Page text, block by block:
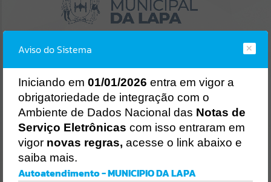
LICITAÇÕES
NOTA FISCAL
ELETRÔNICA
NOTA FISCAL
NACIONAL
Aviso do Sistema
Iniciando em 01/01/2026 entra em vigor a
obrigatoriedade de integração com o
Ambiente de Dados Nacional das Notas de
Serviço Eletrônicas com isso entraram em
vigor novas regras, acesse o link abaixo e
saiba mais.
Autoatendimento - MUNICIPIO DA LAPA
Erro
Gerenciamento do Sistema
Ocorreu um erro de script: